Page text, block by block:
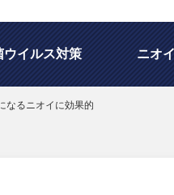
ウイルス対策 ニオ
なるニオイに効果的